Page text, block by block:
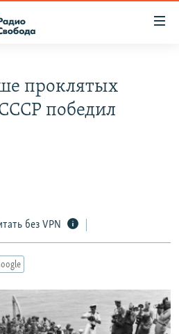
проклятых
победил
без VPN